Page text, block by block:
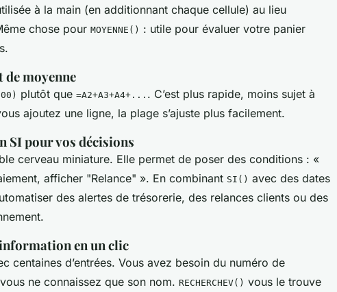
à la main (en additionnant chaque cellule) au lieu
chose pour MOYENNE() : utile pour évaluer votre panier
de moyenne
plutôt que =A2+A3+A4+... . C’est plus rapide, moins sujet à
ajoutez une ligne, la plage s’ajuste plus facilement.
SI pour vos décisions
cerveau miniature. Elle permet de poser des conditions : «
afficher "Relance" ». En combinant SI() avec des dates
des alertes de trésorerie, des relances clients ou des
en un clic
centaines d’entrées. Vous avez besoin du numéro de
ne connaissez que son nom. RECHERCHEV() vous le trouve